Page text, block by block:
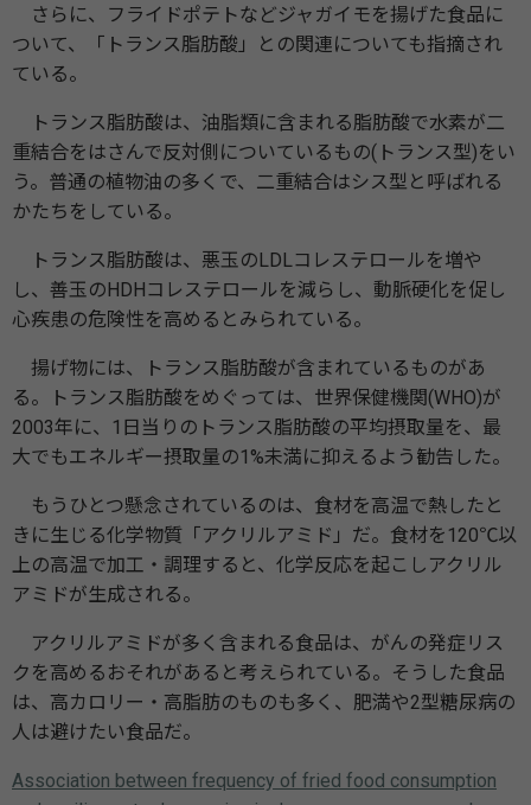
さらに、フライドポテトなどジャガイモを揚げた食品に
ついて、「トランス脂肪酸」との関連についても指摘され
ている。
トランス脂肪酸は、油脂類に含まれる脂肪酸で水素が二
重結合をはさんで反対側についているもの(トランス型)をい
う。普通の植物油の多くで、二重結合はシス型と呼ばれる
かたちをしている。
トランス脂肪酸は、悪玉のLDLコレステロールを増や
し、善玉のHDHコレステロールを減らし、動脈硬化を促し
心疾患の危険性を高めるとみられている。
揚げ物には、トランス脂肪酸が含まれているものがあ
る。トランス脂肪酸をめぐっては、世界保健機関(WHO)が
2003年に、1日当りのトランス脂肪酸の平均摂取量を、最
大でもエネルギー摂取量の1%未満に抑えるよう勧告した。
もうひとつ懸念されているのは、食材を高温で熱したと
きに生じる化学物質「アクリルアミド」だ。食材を120℃以
上の高温で加工・調理すると、化学反応を起こしアクリル
アミドが生成される。
アクリルアミドが多く含まれる食品は、がんの発症リス
クを高めるおそれがあると考えられている。そうした食品
は、高カロリー・高脂肪のものも多く、肥満や2型糖尿病の
人は避けたい食品だ。
Association between frequency of fried food consumption